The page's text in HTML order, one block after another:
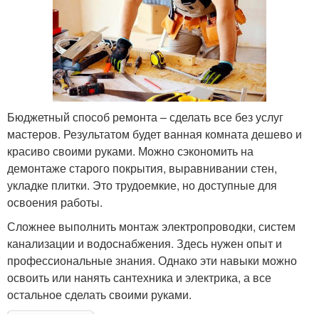
Бюджетный способ ремонта – сделать все без услуг
мастеров. Результатом будет ванная комната дешево и
красиво своими руками. Можно сэкономить на
демонтаже старого покрытия, выравнивании стен,
укладке плитки. Это трудоемкие, но доступные для
освоения работы.
Сложнее выполнить монтаж электропроводки, систем
канализации и водоснабжения. Здесь нужен опыт и
профессиональные знания. Однако эти навыки можно
освоить или нанять сантехника и электрика, а все
остальное сделать своими руками.